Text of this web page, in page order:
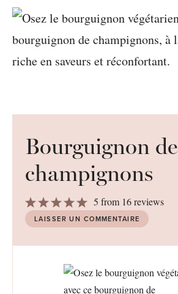
Bourguignon de
champignons
5
Stars
4
Stars
3
Stars
2
Stars
1
Star
5 from 16reviews
LAISSER UN COMMENTAIRE